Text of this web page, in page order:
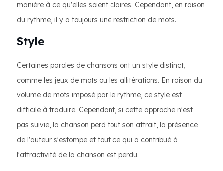
manière à ce qu'elles soient claires. Cependant, en raison
du rythme, il y a toujours une restriction de mots.
Style
Certaines paroles de chansons ont un style distinct,
comme les jeux de mots ou les allitérations. En raison du
volume de mots imposé par le rythme, ce style est
difficile à traduire. Cependant, si cette approche n'est
pas suivie, la chanson perd tout son attrait, la présence
de l'auteur s'estompe et tout ce qui a contribué à
l'attractivité de la chanson est perdu.